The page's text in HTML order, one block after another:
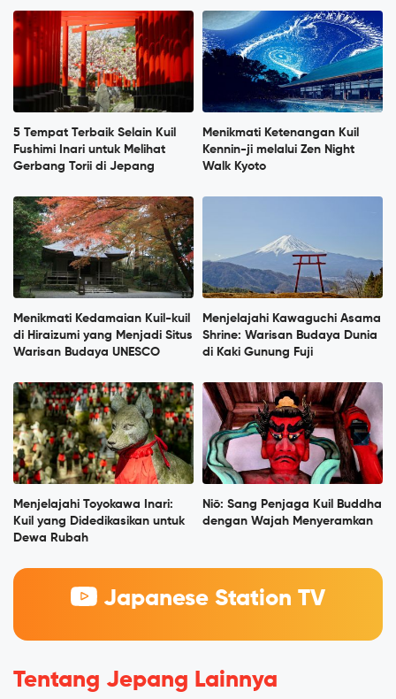
5 Tempat Terbaik Selain Kuil
Fushimi Inari untuk Melihat
Gerbang Torii di Jepang
Menikmati Ketenangan Kuil
Kennin-ji melalui Zen Night
Walk Kyoto
Menikmati Kedamaian Kuil-kuil
di Hiraizumi yang Menjadi Situs
Warisan Budaya UNESCO
Menjelajahi Kawaguchi Asama
Shrine: Warisan Budaya Dunia
di Kaki Gunung Fuji
Menjelajahi Toyokawa Inari:
Kuil yang Didedikasikan untuk
Dewa Rubah
Niō: Sang Penjaga Kuil Buddha
dengan Wajah Menyeramkan
Japanese Station TV
Tentang Jepang Lainnya